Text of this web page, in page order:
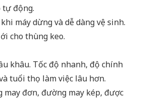
tự động.
máy dừng và dễ dàng vệ sinh.
cho thùng keo.
khâu. Tốc độ nhanh, độ chính
tuổi thọ làm việc lâu hơn.
may đơn, đường may kép, được